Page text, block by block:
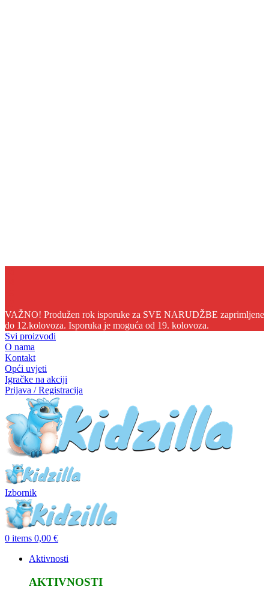
VAŽNO! Produžen rok isporuke za SVE NARUDŽBE zaprimljene
do 12.kolovoza. Isporuka je moguća od 19. kolovoza.
Svi proizvodi
O nama
Kontakt
Opći uvjeti
Igračke na akciji
Prijava / Registracija
Izbornik
0 items 0,00 €
Aktivnosti
AKTIVNOSTI